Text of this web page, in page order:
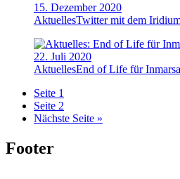
15. Dezember 2020
AktuellesTwitter mit dem
22. Juli 2020
AktuellesEnd of Life für
Seite 1
Seite 2
Nächste Seite »
Footer